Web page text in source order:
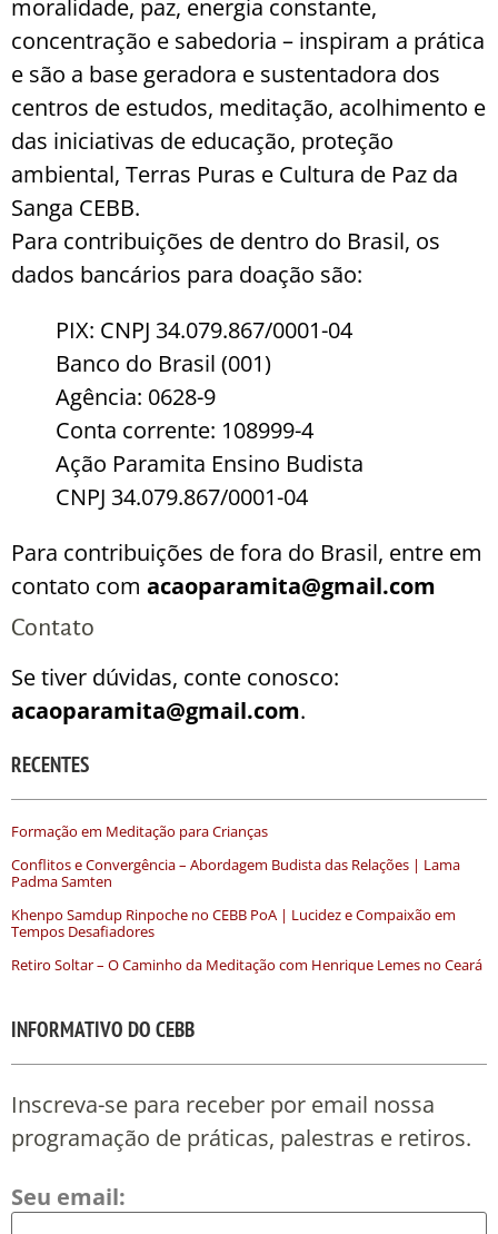
moralidade, paz, energia constante,
concentração e sabedoria – inspiram a prática
e são a base geradora e sustentadora dos
centros de estudos, meditação, acolhimento e
das iniciativas de educação, proteção
ambiental, Terras Puras e Cultura de Paz da
Sanga CEBB.
Para contribuições de dentro do Brasil, os
dados bancários para doação são:
PIX: CNPJ 34.079.867/0001-04
Banco do Brasil (001)
Agência: 0628-9
Conta corrente: 108999-4
Ação Paramita Ensino Budista
CNPJ 34.079.867/0001-04
Para contribuições de fora do Brasil, entre em
contato com acaoparamita@gmail.com
Contato
Se tiver dúvidas, conte conosco:
acaoparamita@gmail.com.
RECENTES
Formação em Meditação para Crianças
Conflitos e Convergência – Abordagem Budista das Relações | Lama
Padma Samten
Khenpo Samdup Rinpoche no CEBB PoA | Lucidez e Compaixão em
Tempos Desafiadores
Retiro Soltar – O Caminho da Meditação com Henrique Lemes no Ceará
INFORMATIVO DO CEBB
Inscreva-se para receber por email nossa
programação de práticas, palestras e retiros.
Seu email: